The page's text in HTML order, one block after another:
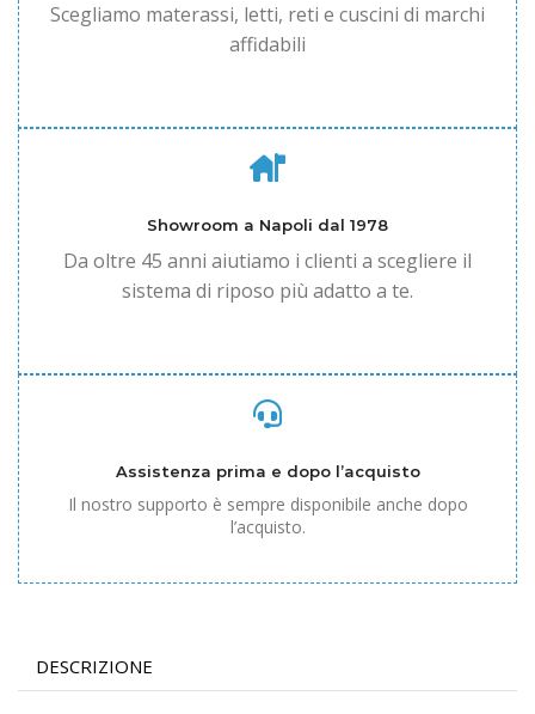
Scegliamo materassi, letti, reti e cuscini di marchi
affidabili
Showroom a Napoli dal 1978
Da oltre 45 anni aiutiamo i clienti a scegliere il
sistema di riposo più adatto a te.
Assistenza prima e dopo l’acquisto
Il nostro supporto è sempre disponibile anche dopo
l’acquisto.
DESCRIZIONE